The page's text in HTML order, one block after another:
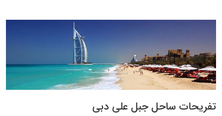
تفریحات ساحل جبل علی دبی